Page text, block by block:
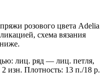
розового цвета Adelia
схема вязания
лиц. ряд — лиц. петля,
изн. Плотность: 13 п./18 р.